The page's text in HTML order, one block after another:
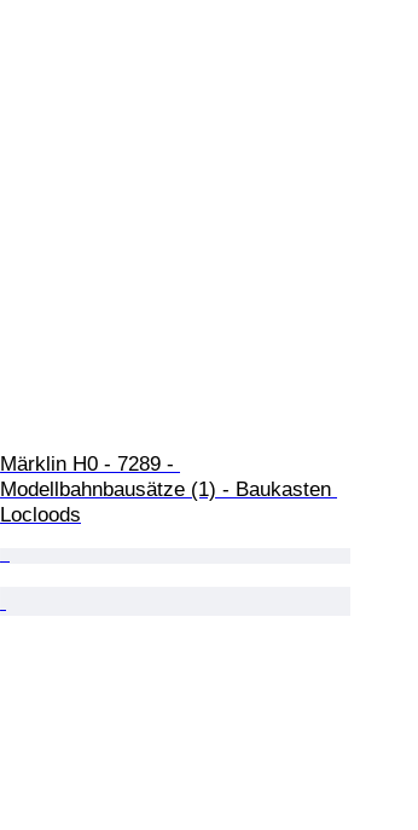
Märklin H0 - 7289 -
Modellbahnbausätze (1) - Baukasten
Locloods